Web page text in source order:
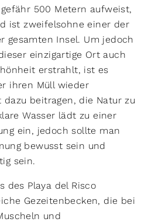
500 Metern aufweist,
ist zweifelsohne einer der
gesamten Insel. Um jedoch
einzigartige Ort auch
erstrahlt, ist es
ihren Müll wieder
beitragen, die Natur zu
Wasser lädt zu einer
ein, jedoch sollte man
bewusst sein und
sein.
des Playa del Risco
Gezeitenbecken, die bei
und